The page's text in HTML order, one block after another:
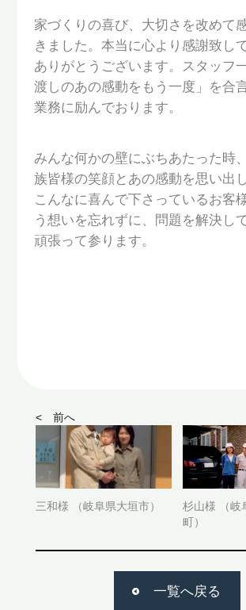
家づくりの喜び、大切さを改めて
きました。本当に心より感謝致し
ありがとうございます。スタッフ
渡しのあの感動をもう一度」を合
業務に励んでおります。
みんな何かの壁にぶちあたった時、
族皆様の笑顔とあの感動を思い出
こんなに喜んで下さっているお客
う想いを忘れずに、問題を解決し
頑張って参ります。
< 前へ
三和様 （岐阜県大垣市）
杉山様 （岐
町）
一覧へ戻る